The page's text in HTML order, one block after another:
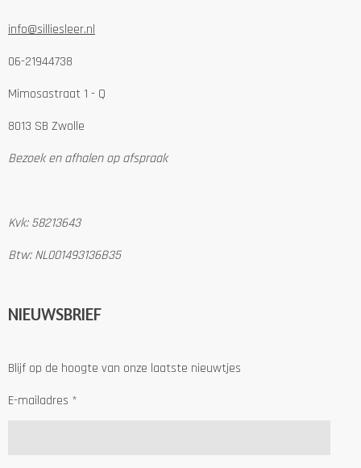
info@silliesleer.nl
06-21944738
Mimosastraat 1 - Q
8013 SB Zwolle
Bezoek en afhalen op afspraak
Kvk: 58213643
Btw: NL001493136B35
NIEUWSBRIEF
Blijf op de hoogte van onze laatste nieuwtjes
E-mailadres *